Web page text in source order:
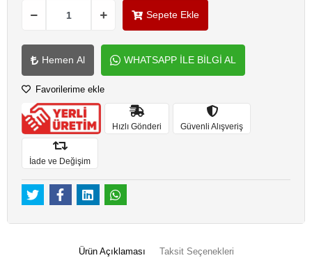
Sepete Ekle
Hemen Al WHATSAPP İLE BİLGİ AL
Favorilerime ekle
Hızlı Gönderi Güvenli Alışveriş
İade ve Değişim
Ürün Açıklaması Taksit Seçenekleri